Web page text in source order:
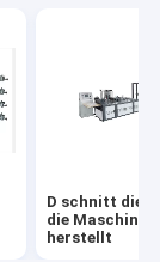
D schnitt die
die Maschine
herstellt